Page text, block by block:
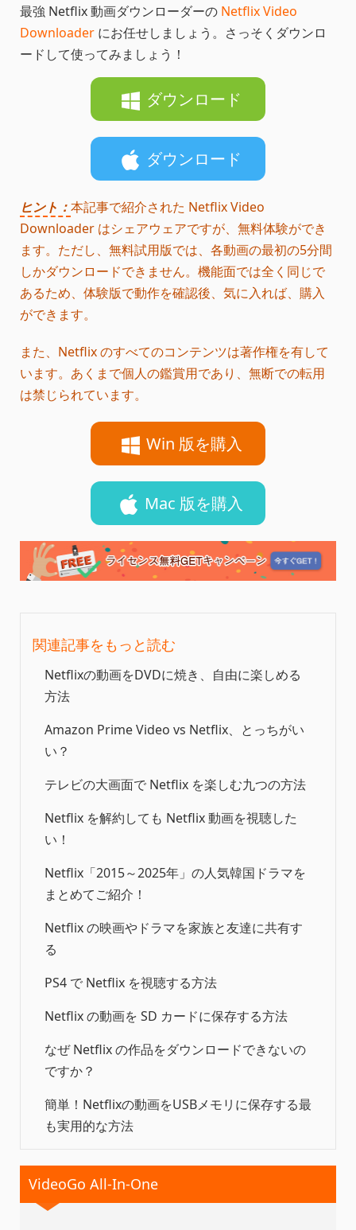
最強 Netflix 動画ダウンローダーの Netflix Video
Downloader にお任せしましょう。さっそくダウンロ
ードして使ってみましょう！
ダウンロード
ダウンロード
ヒント：本記事で紹介された Netflix Video
Downloader はシェアウェアですが、無料体験ができ
ます。ただし、無料試用版では、各動画の最初の5分間
しかダウンロードできません。機能面では全く同じで
あるため、体験版で動作を確認後、気に入れば、購入
ができます。
また、Netflix のすべてのコンテンツは著作権を有して
います。あくまで個人の鑑賞用であり、無断での転用
は禁じられています。
Win 版を購入
Mac 版を購入
関連記事をもっと読む
Netflixの動画をDVDに焼き、自由に楽しめる
方法
Amazon Prime Video vs Netflix、とっちがい
い？
テレビの大画面で Netflix を楽しむ九つの方法
Netflix を解約しても Netflix 動画を視聴した
い！
Netflix「2015～2025年」の人気韓国ドラマを
まとめてご紹介！
Netflix の映画やドラマを家族と友達に共有す
る
PS4 で Netflix を視聴する方法
Netflix の動画を SD カードに保存する方法
なぜ Netflix の作品をダウンロードできないの
ですか？
簡単！Netflixの動画をUSBメモリに保存する最
も実用的な方法
VideoGo All-In-One